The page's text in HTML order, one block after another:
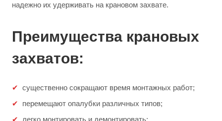
надежно их удерживать на крановом захвате.
Преимущества крановых
захватов:
существенно сокращают время монтажных работ;
перемещают опалубки различных типов;
легко монтировать и демонтировать;